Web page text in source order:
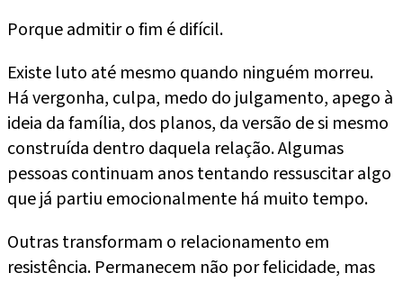
Porque admitir o fim é difícil.
Existe luto até mesmo quando ninguém morreu.
Há vergonha, culpa, medo do julgamento, apego à
ideia da família, dos planos, da versão de si mesmo
construída dentro daquela relação. Algumas
pessoas continuam anos tentando ressuscitar algo
que já partiu emocionalmente há muito tempo.
Outras transformam o relacionamento em
resistência. Permanecem não por felicidade, mas